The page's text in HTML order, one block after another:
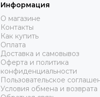
Информация
О магазине
Контакты
Как купить
Оплата
Доставка и самовывоз
Оферта и политика
конфиденциальности
Пользовательское
Условия обмена и возврата